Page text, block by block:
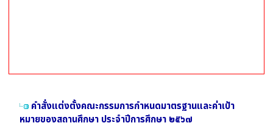
คำสั่งแต่งตั้งคณะกรรมการกำหนดมาตรฐานและค่าเป้า
หมายของสถานศึกษา ประจำปีการศึกษา ๒๕๖๗